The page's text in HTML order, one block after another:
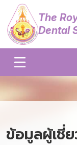
The
Dental
ข้อมูลผู้เชี่